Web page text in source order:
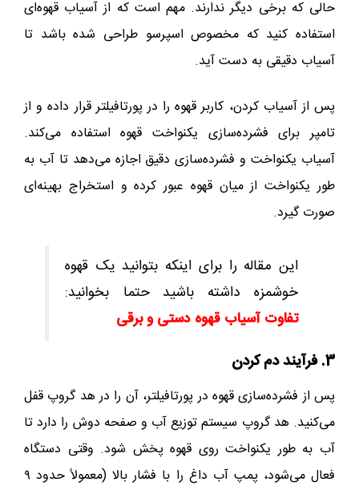
حالی که برخی دیگر ندارند. مهم است که از آسیاب قهوه‌ای
استفاده کنید که مخصوص اسپرسو طراحی شده باشد تا
آسیاب دقیقی به دست آید.
پس از آسیاب کردن، کاربر قهوه را در پورتافیلتر قرار داده و از
تامپر برای فشرده‌سازی یکنواخت قهوه استفاده می‌کند.
آسیاب یکنواخت و فشرده‌سازی دقیق اجازه می‌دهد تا آب به
طور یکنواخت از میان قهوه عبور کرده و استخراج بهینه‌ای
صورت گیرد.
این مقاله را برای اینکه بتوانید یک قهوه
خوشمزه داشته باشید حتما بخوانید:
تفاوت آسیاب قهوه دستی و برقی
3. فرآیند دم کردن
پس از فشرده‌سازی قهوه در پورتافیلتر، آن را در هد گروپ قفل
می‌کنید. هد گروپ سیستم توزیع آب و صفحه دوش را دارد تا
آب به طور یکنواخت روی قهوه پخش شود. وقتی دستگاه
فعال می‌شود، پمپ آب داغ را با فشار بالا (معمولاً حدود ۹